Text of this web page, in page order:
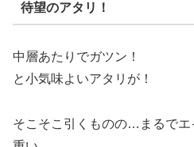
待望のアタリ！
中層あたりでガツン！
と小気味よいアタリが！
そこそこ引くものの…まるでエ